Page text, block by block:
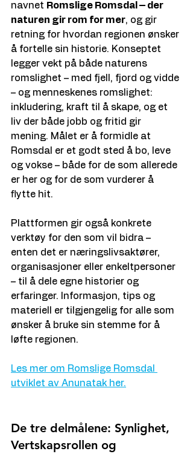
navnet Romslige Romsdal – der
naturen gir rom for mer, og gir
retning for hvordan regionen ønsker
å fortelle sin historie. Konseptet
legger vekt på både naturens
romslighet – med fjell, fjord og vidde
– og menneskenes romslighet:
inkludering, kraft til å skape, og et
liv der både jobb og fritid gir
mening. Målet er å formidle at
Romsdal er et godt sted å bo, leve
og vokse – både for de som allerede
er her og for de som vurderer å
flytte hit.
Plattformen gir også konkrete
verktøy for den som vil bidra –
enten det er næringslivsaktører,
organisasjoner eller enkeltpersoner
– til å dele egne historier og
erfaringer. Informasjon, tips og
materiell er tilgjengelig for alle som
ønsker å bruke sin stemme for å
løfte regionen.
Les mer om Romslige Romsdal
utviklet av Anunatak her.
De tre delmålene: Synlighet,
Vertskapsrollen og